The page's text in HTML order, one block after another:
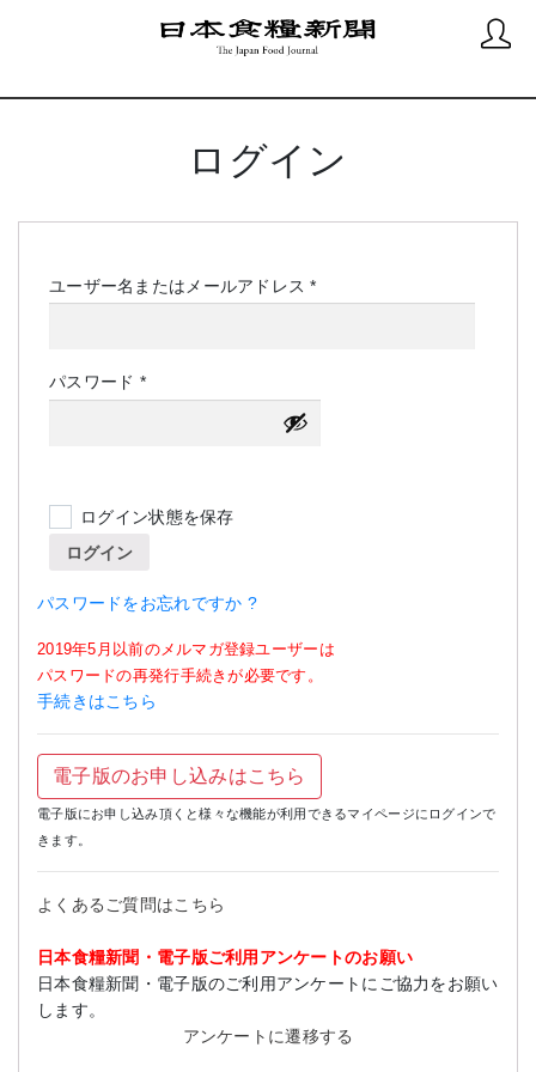
ログイン
ユーザー名またはメールアドレス*必
パスワード *必
須
ログイン状態を保存
ログイン
パスワードをお忘れですか ?
2019年5月以前のメルマガ登録ユーザーは
パスワードの再発行手続きが必要です。
手続きはこちら
電子版のお申し込みはこちら
電子版にお申し込み頂くと様々な機能が利用できるマイページにログインで
きます。
よくあるご質問はこちら
日本食糧新聞・電子版ご利用アンケートのお願い
日本食糧新聞・電子版のご利用アンケートにご協力をお願い
します。
アンケートに遷移する